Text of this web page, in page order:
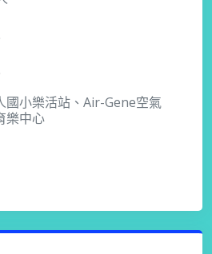
國小樂活站、Air-Gene空氣
樂中心